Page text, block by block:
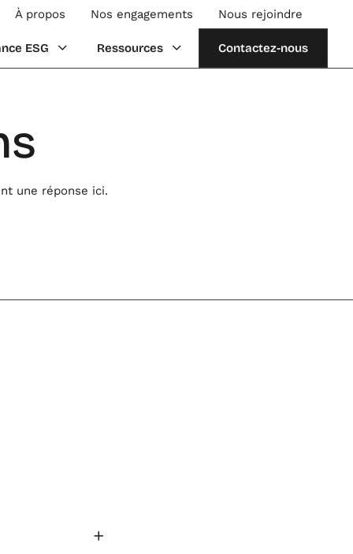
À propos Nos engagements Nous rejoindre
ESG Ouvrir Performance ESG
Ressources Ouvrir Ressources
Contactez-nous
une réponse ici.